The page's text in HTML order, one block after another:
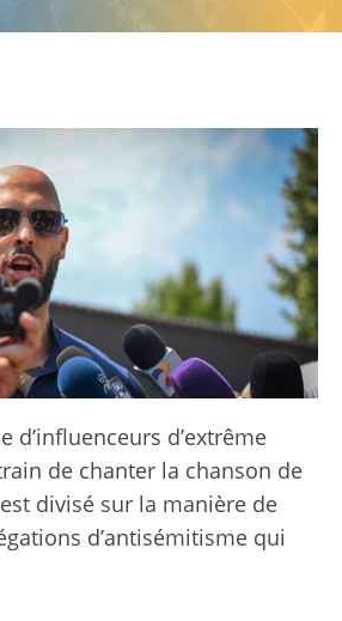
d’influenceurs d’extrême
de chanter la chanson de
divisé sur la manière de
d’antisémitisme qui